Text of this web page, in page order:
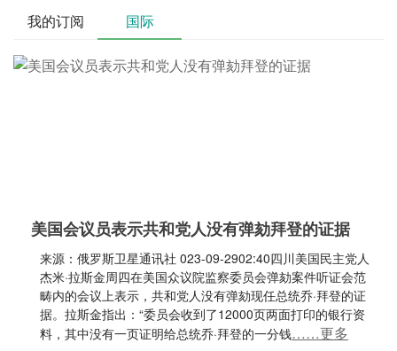
我的订阅 国际
美国会议员表示共和党人没有弹劾拜登的证据
来源：俄罗斯卫星通讯社 023-09-2902:40四川美国民主党人
杰米·拉斯金周四在美国众议院监察委员会弹劾案件听证会范
畴内的会议上表示，共和党人没有弹劾现任总统乔·拜登的证
据。拉斯金指出：“委员会收到了12000页两面打印的银行资
料，其中没有一页证明给总统乔·拜登的一分钱……更多